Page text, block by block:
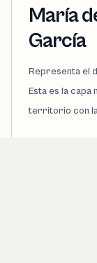
María
García
Representa el
Esta es la capa
territorio con